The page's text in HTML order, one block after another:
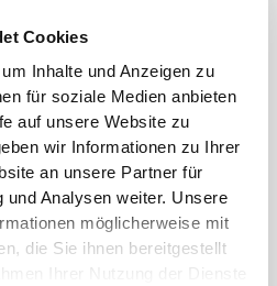
Cookies
Inhalte und Anzeigen zu
für soziale Medien anbieten
auf unsere Website zu
wir Informationen zu Ihrer
an unsere Partner für
und Analysen weiter. Unsere
möglicherweise mit
die Sie ihnen bereitgestellt
und frei bewegen zu